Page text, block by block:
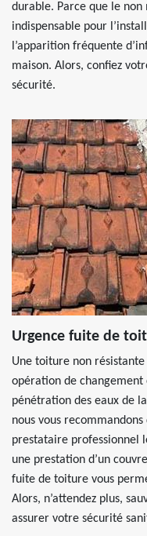
durable. Parce que le
indispensable pour
l’apparition fréquente
maison. Alors, confiez
sécurité.
Urgence fuite de
Une toiture non
opération de changement
pénétration des eaux de
nous vous
prestataire professionnel
une prestation d’un
fuite de toiture vous
Alors, n’attendez plus,
assurer votre sécurité